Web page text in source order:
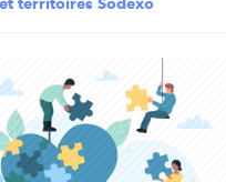
territoires Sodexo